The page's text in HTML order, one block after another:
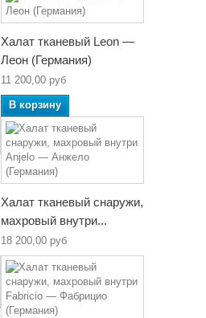
Халат тканевый Leon —
Леон (Германия)
11 200,00 руб
В корзину
Халат тканевый снаружи,
махровый внутри...
18 200,00 руб